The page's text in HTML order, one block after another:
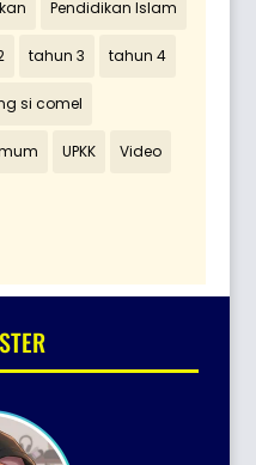
Pendidikan Islam
tahun 3 tahun 4
si comel
UPKK Video